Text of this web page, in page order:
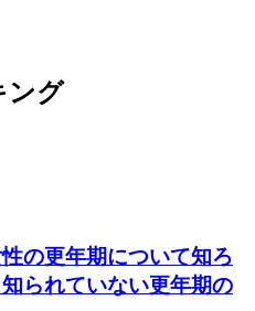
ング
の更年期について知ろ
られていない更年期の